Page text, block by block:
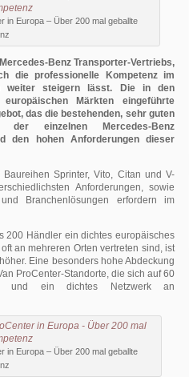
in Europa – Über 200 mal geballte
Benz Transporter-Vertriebs,
die professionelle Kompetenz im
weiter steigern lässt. Die in den
Märkten eingeführte
das die bestehenden, sehr guten
der einzelnen Mercedes-Benz
den hohen Anforderungen dieser
Sprinter, Vito, Citan und V-
Anforderungen, sowie
Branchenlösungen erfordern im
200 Händler ein dichtes europäisches
an mehreren Orten vertreten sind, ist
Eine besonders hohe Abdeckung
ProCenter-Standorte, die sich auf 60
und ein dichtes Netzwerk an
in Europa – Über 200 mal geballte